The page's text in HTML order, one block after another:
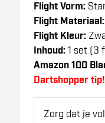
Flight Vorm:
Flight Materiaal:
Flight Kleur:
Inhoud: 1 set (3
Amazon 100
Dartshopper tip!
Zorg dat je